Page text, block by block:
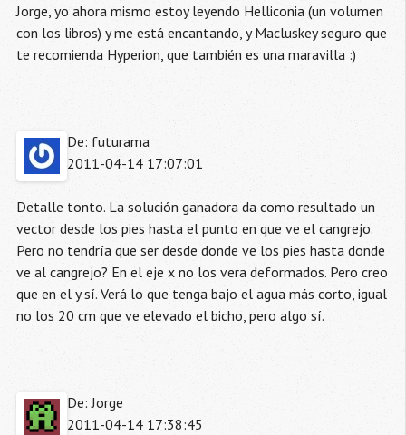
Jorge, yo ahora mismo estoy leyendo Helliconia (un volumen
con los libros) y me está encantando, y Macluskey seguro que
te recomienda Hyperion, que también es una maravilla :)
De: futurama
2011-04-14 17:07:01
Detalle tonto. La solución ganadora da como resultado un
vector desde los pies hasta el punto en que ve el cangrejo.
Pero no tendría que ser desde donde ve los pies hasta donde
ve al cangrejo? En el eje x no los vera deformados. Pero creo
que en el y sí. Verá lo que tenga bajo el agua más corto, igual
no los 20 cm que ve elevado el bicho, pero algo sí.
De: Jorge
2011-04-14 17:38:45